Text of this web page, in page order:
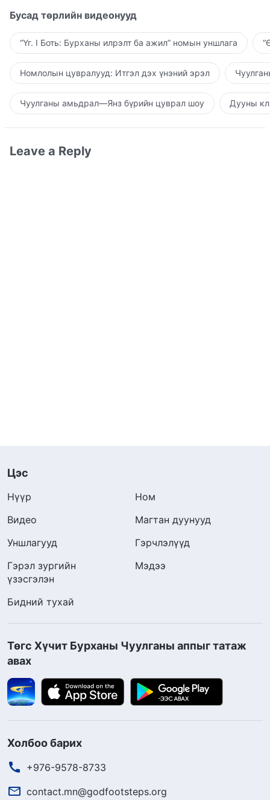
Бусад төрлийн видеонууд
“Үг. I Боть: Бурханы илрэлт ба ажил” номын уншлага
Номлолын цувралууд: Итгэл дэх үнэний эрэл
Чуулганы амьдрал—Янз бүрийн цуврал шоу Дууны
Leave a Reply
Цэс
Нүүр
Ном
Видео
Магтан дуунууд
Уншлагууд
Гэрчлэлүүд
Гэрэл зургийн
үзэсгэлэн
Мэдээ
Бидний тухай
Төгс Хүчит Бурханы Чуулганы аппыг татаж
авах
Холбоо барих
+976-9578-8733
contact.mn@godfootsteps.org